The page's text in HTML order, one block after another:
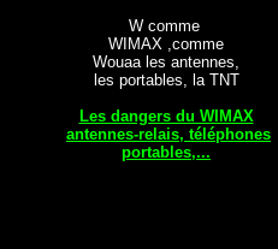
W comme
WIMAX ,comme
Wouaa les antennes,
les portables, la TNT
Les dangers du WIMAX
antennes-relais, téléphones
portables,...